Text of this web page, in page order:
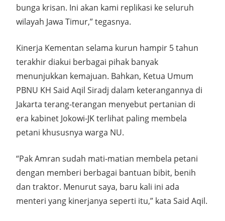
bunga krisan. Ini akan kami replikasi ke seluruh
wilayah Jawa Timur,” tegasnya.
Kinerja Kementan selama kurun hampir 5 tahun
terakhir diakui berbagai pihak banyak
menunjukkan kemajuan. Bahkan, Ketua Umum
PBNU KH Said Aqil Siradj dalam keterangannya di
Jakarta terang-terangan menyebut pertanian di
era kabinet Jokowi-JK terlihat paling membela
petani khususnya warga NU.
“Pak Amran sudah mati-matian membela petani
dengan memberi berbagai bantuan bibit, benih
dan traktor. Menurut saya, baru kali ini ada
menteri yang kinerjanya seperti itu,” kata Said Aqil.